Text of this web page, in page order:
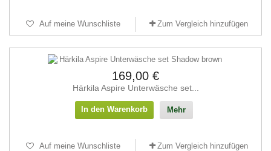
Auf meine Wunschliste Zum Vergleich hinzufügen
169,00 €
Härkila Aspire Unterwäsche set...
In den Warenkorb Mehr
Auf meine Wunschliste Zum Vergleich hinzufügen